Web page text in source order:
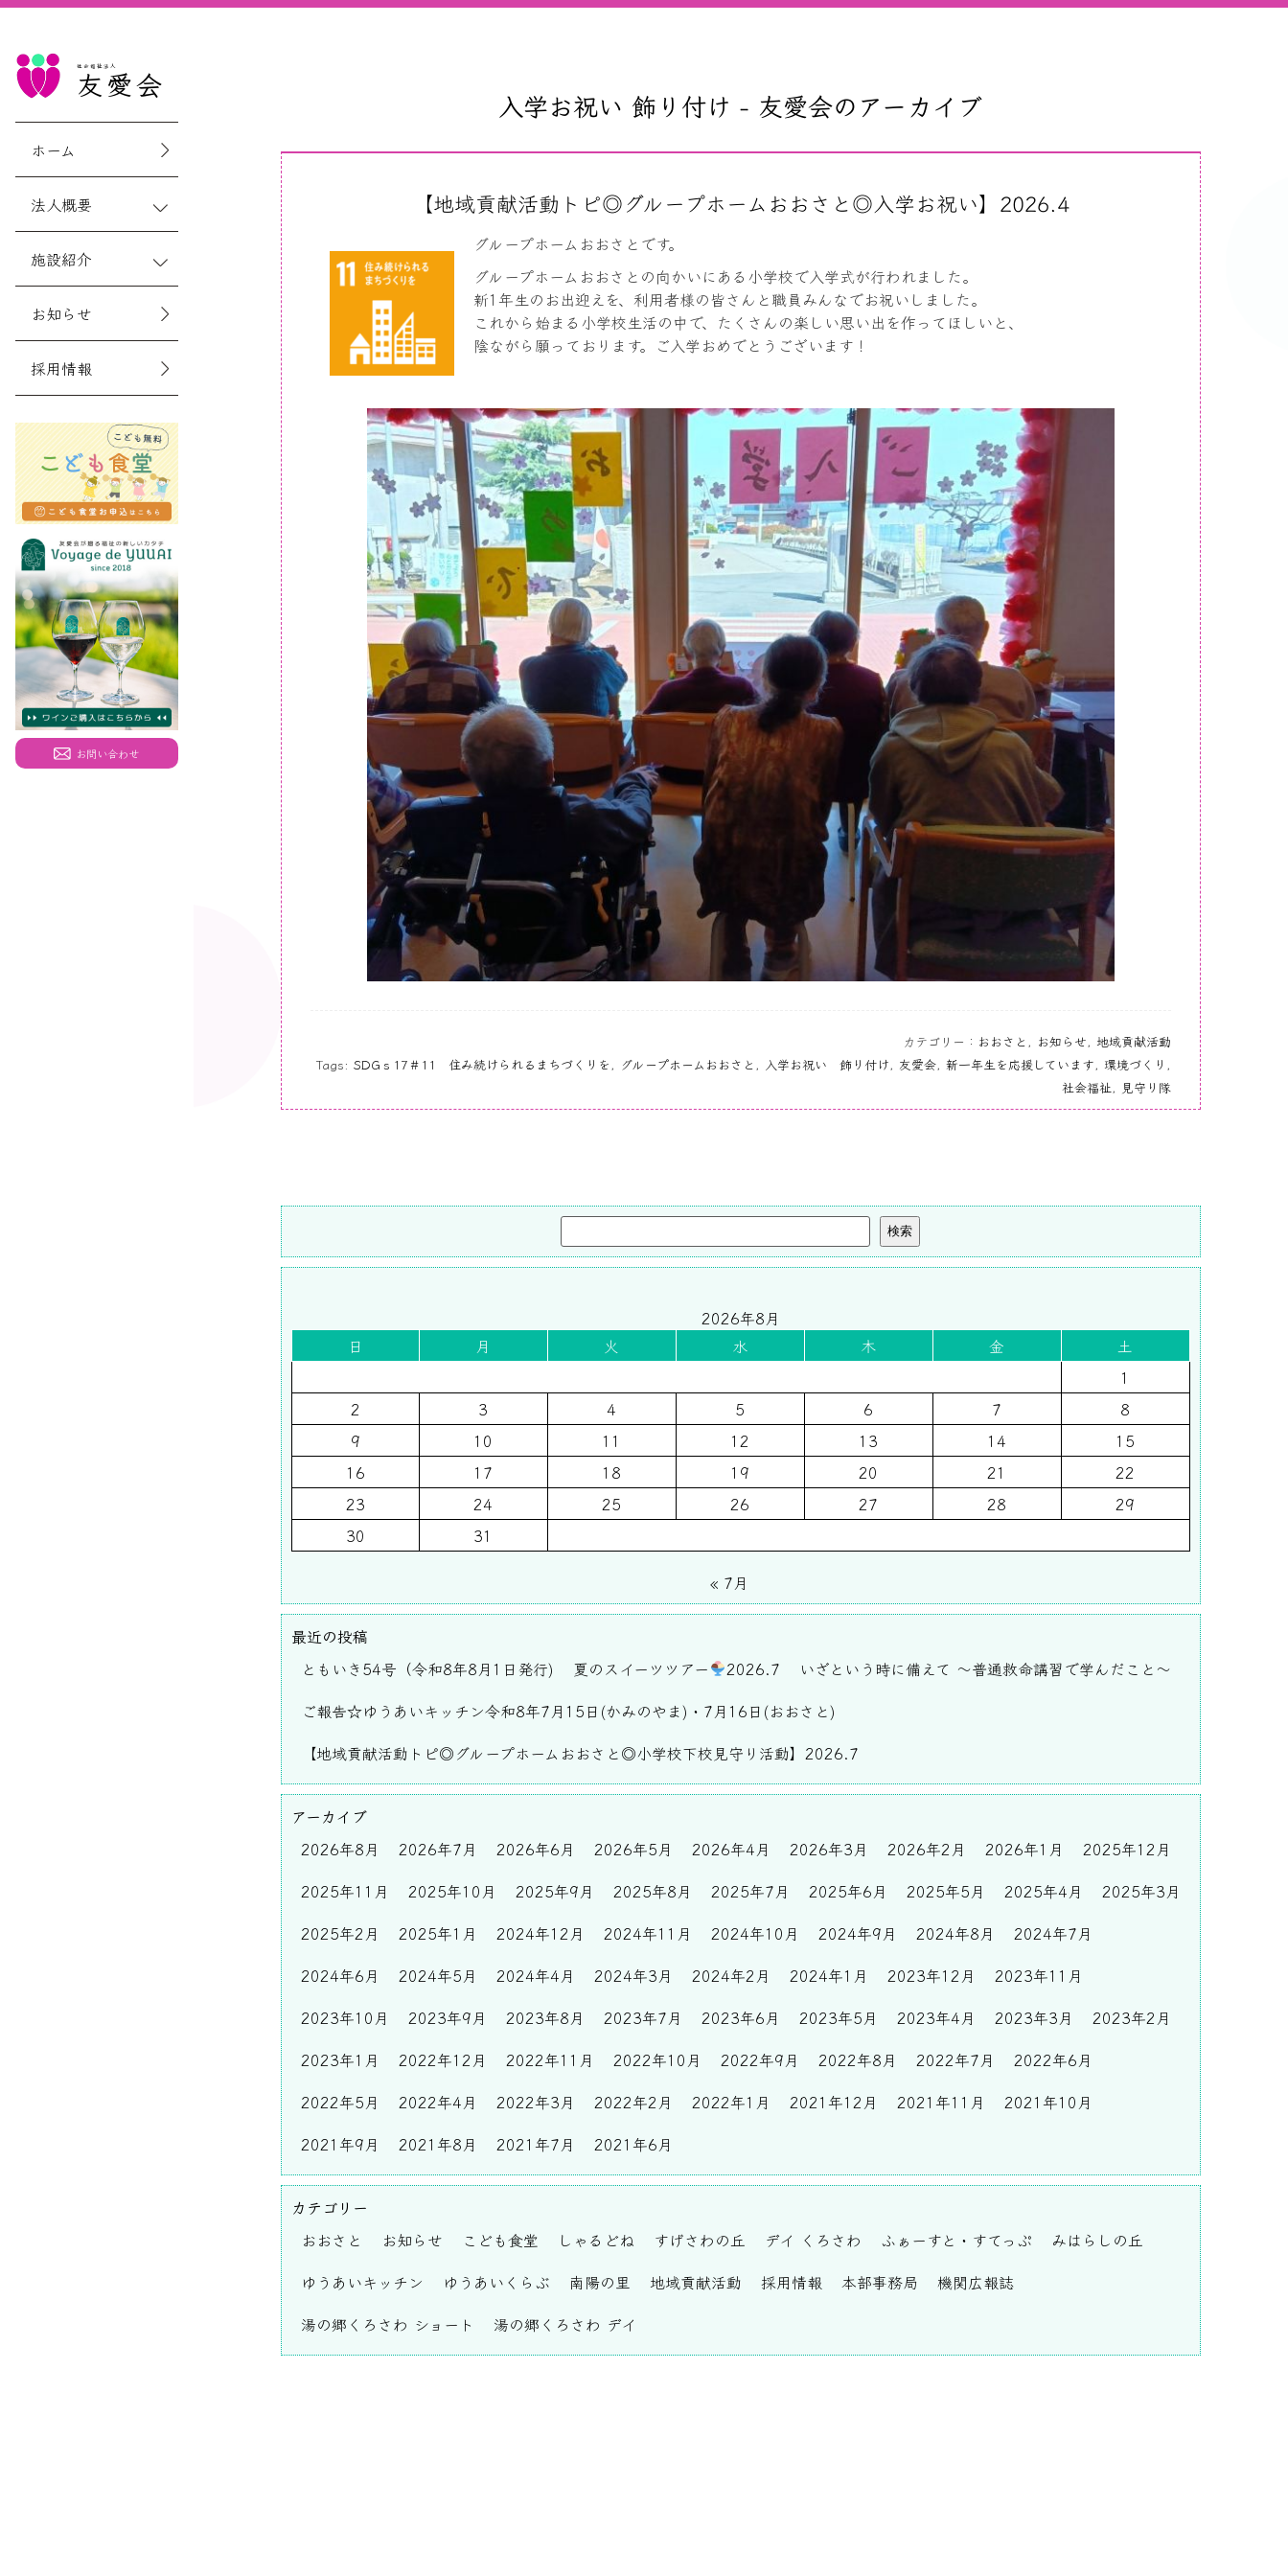
社会福祉法人
友愛会
ホーム
法人概要
施設紹介
お知らせ
採用情報
お問い合わせ
入学お祝い 飾り付け - 友愛会のアーカイブ
【地域貢献活動トピ◎グループホームおおさと◎入学お祝い】2026.4
グループホームおおさとです。
グループホームおおさとの向かいにある小学校で入学式が行われました。
新1 年生のお出迎えを、利用者様の皆さんと職員みんなでお祝いしました。
これから始まる小学校生活の中で、たくさんの楽しい思い出を作ってほしいと、
陰ながら願っております。ご入学おめでとうございます！
カテゴリー： おおさと , お知らせ, 地域貢献活動
Tags: SDGｓ17＃11 住み続けられるまちづくりを , グループホームおおさと , 入学お祝い 飾り付け, 友愛会, 新一年生を応援しています, 環境づくり ,
社会福祉, 見守り隊
検索
2026年8月
日
月 火 水 木 金
土
1
2
3 4 5 6 7
8
9
10 11 12 13 14
15
16
17 18 19 20 21
22
23
24 25 26 27 28
29
30
31
« 7月
最近の投稿
ともいき54号（令和8年8月1日発行)
夏のスイーツツアー 2026.7
いざという時に備えて ～普通救命講習で学んだこと～
ご報告☆ゆうあいキッチン令和8年7月15日(かみのやま)・7月16日(おおさと)
【地域貢献活動トピ◎グループホームおおさと◎小学校下校見守り活動】2026.7
アーカイブ
2026年8月
2026年7月 2026年6月 2026年5月 2026年4月 2026年3月 2026年2月 2026年1月
2025年12月
2025年11月
2025年10月 2025年9月 2025年8月 2025年7月 2025年6月 2025年5月 2025年4月
2025年3月
2025年2月
2025年1月 2024年12月 2024年11月 2024年10月 2024年9月 2024年8月
2024年7月
2024年6月
2024年5月 2024年4月 2024年3月 2024年2月 2024年1月 2023年12月
2023年11月
2023年10月
2023年9月 2023年8月 2023年7月 2023年6月 2023年5月 2023年4月 2023年3月
2023年2月
2023年1月
2022年12月 2022年11月 2022年10月 2022年9月 2022年8月 2022年7月
2022年6月
2022年5月
2022年4月 2022年3月 2022年2月 2022年1月 2021年12月 2021年11月
2021年10月
2021年9月
2021年8月 2021年7月 2021年6月
カテゴリー
おおさと
お知らせ こども食堂 しゃるどね すげさわの丘 デイ くろさわ ふぁーすと・すてっぷ
みはらしの丘
ゆうあいキッチン
ゆうあいくらぶ 南陽の里 地域貢献活動 採用情報 本部事務局
機関広報誌
湯の郷くろさわ ショート
湯の郷くろさわ デイ